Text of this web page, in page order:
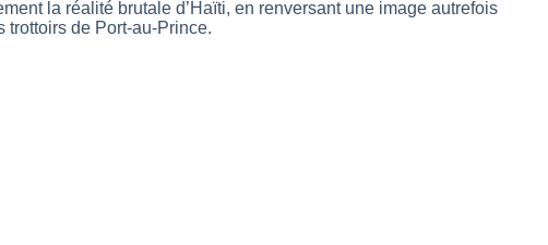
la réalité brutale d’Haïti, en renversant une image autrefois
trottoirs de Port-au-Prince.